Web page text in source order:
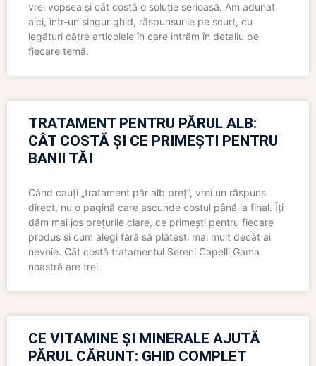
vrei vopsea și cât costă o soluție serioasă. Am adunat
aici, într-un singur ghid, răspunsurile pe scurt, cu
legături către articolele în care intrăm în detaliu pe
fiecare temă.
TRATAMENT PENTRU PĂRUL ALB:
CÂT COSTĂ ȘI CE PRIMEȘTI PENTRU
BANII TĂI
Când cauți „tratament păr alb preț”, vrei un răspuns
direct, nu o pagină care ascunde costul până la final. Îți
dăm mai jos prețurile clare, ce primești pentru fiecare
produs și cum alegi fără să plătești mai mult decât ai
nevoie. Cât costă tratamentul Sereni Capelli Gama
noastră are trei
CE VITAMINE ȘI MINERALE AJUTĂ
PĂRUL CĂRUNT: GHID COMPLET